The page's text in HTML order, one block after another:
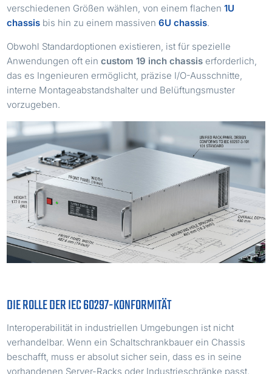
verschiedenen Größen wählen, von einem flachen1U
chassis bis hin zu einem massiven6U chassis.
Obwohl Standardoptionen existieren, ist für spezielle
Anwendungen oft eincustom 19 inch chassis erforderlich,
das es Ingenieuren ermöglicht, präzise I/O-Ausschnitte,
interne Montageabstandshalter und Belüftungsmuster
vorzugeben.
DIE ROLLE DER IEC 60297-KONFORMITÄT
Interoperabilität in industriellen Umgebungen ist nicht
verhandelbar. Wenn ein Schaltschrankbauer ein Chassis
beschafft, muss er absolut sicher sein, dass es in seine
vorhandenen Server-Racks oder Industrieschränke passt.